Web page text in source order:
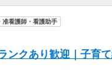
准看護師・看護助手
ンクあり歓迎｜子育